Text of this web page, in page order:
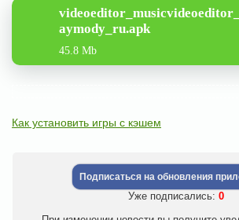
aymody_ru.apk
45.8 Mb
Как установить игры с кэшем
Подписаться на обновления
Уже подписались: 0